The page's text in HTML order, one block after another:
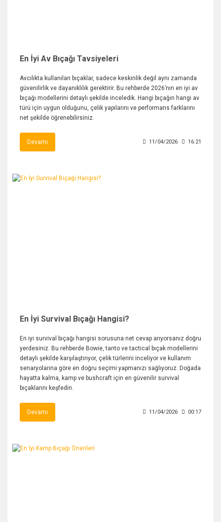
En İyi Av Bıçağı Tavsiyeleri
Avcılıkta kullanılan bıçaklar, sadece keskinlik değil aynı zamanda
güvenilirlik ve dayanıklılık gerektirir. Bu rehberde 2026’nın en iyi av
bıçağı modellerini detaylı şekilde inceledik. Hangi bıçağın hangi av
türü için uygun olduğunu, çelik yapılarını ve performans farklarını
net şekilde öğrenebilirsiniz.
Devamı 11/04/2026 16:21
En İyi Survival Bıçağı Hangisi?
En iyi survival bıçağı hangisi sorusuna net cevap arıyorsanız doğru
yerdesiniz. Bu rehberde Bowie, tanto ve tactical bıçak modellerini
detaylı şekilde karşılaştırıyor, çelik türlerini inceliyor ve kullanım
senaryolarına göre en doğru seçimi yapmanızı sağlıyoruz. Doğada
hayatta kalma, kamp ve bushcraft için en güvenilir survival
bıçaklarını keşfedin.
Devamı 11/04/2026 00:17